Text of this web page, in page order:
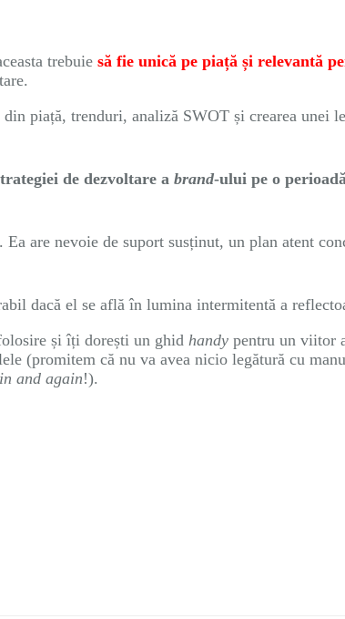
trebuie să fie unică pe piață și relevantă
piață, trenduri, analiză SWOT și crearea unei
de dezvoltare a brand-ului pe o
are nevoie de suport susținut, un plan atent
dacă el se află în lumina intermitentă a
și îți dorești un ghid handy pentru un viitor
(promitem că nu va avea nicio legătură cu
and again!).